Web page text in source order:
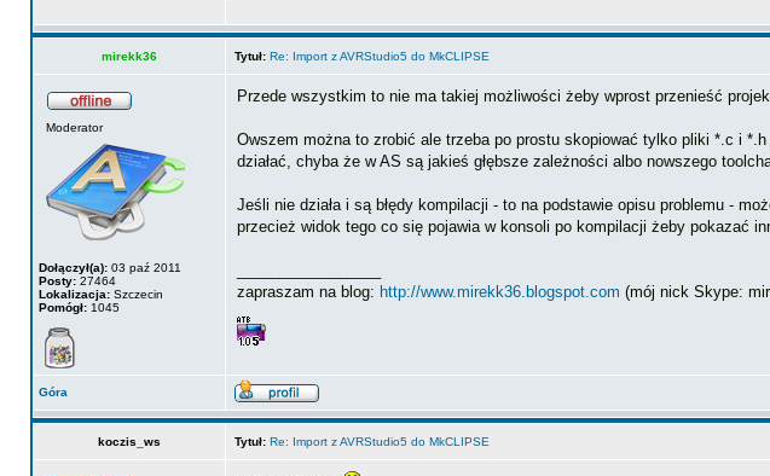
mirekk36 Tytuł: Re: Import z AVRStudio5 do MkCLIPSE
Moderator
Dołączył(a): 03 paź 2011
Posty: 27464
Lokalizacja: Szczecin
Pomógł: 1045
Przede wszystkim to nie ma takiej możliwości żeby wprost przenieść
Owszem można to zrobić ale trzeba po prostu skopiować tylko pliki *.c i
działać, chyba że w AS są jakieś głębsze zależności albo nowszego
Jeśli nie działa i są błędy kompilacji - to na podstawie opisu problemu -
przecież widok tego co się pojawia w konsoli po kompilacji żeby pokazać
zapraszam na blog: http://www.mirekk36.blogspot.com (mój nick Skype:
Góra
koczis_ws Tytuł: Re: Import z AVRStudio5 do MkCLIPSE